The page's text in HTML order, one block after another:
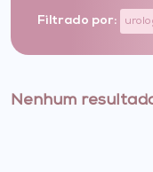
Filtrado por:
Nenhum